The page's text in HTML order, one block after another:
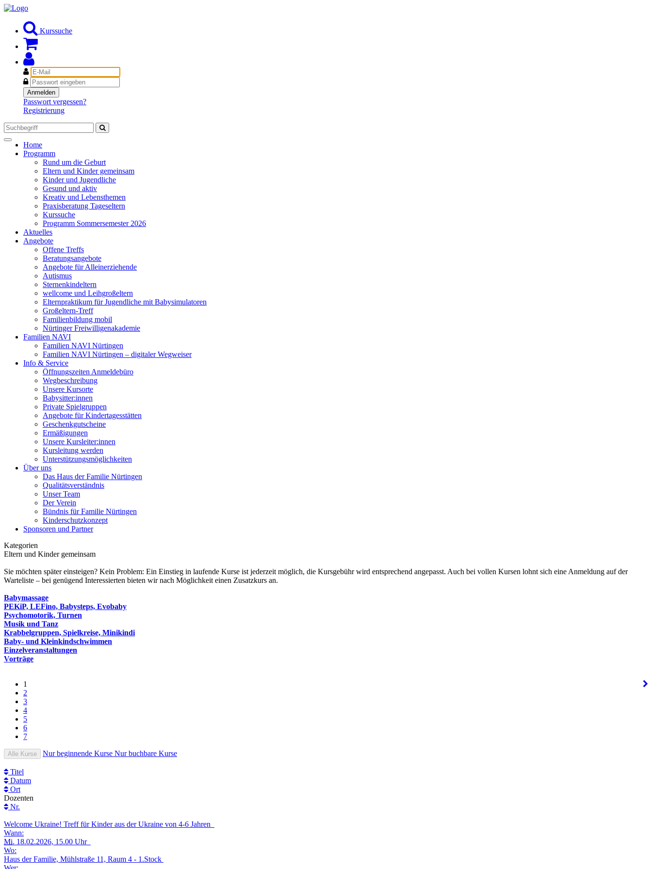
Kurssuche
E-
Mail
Passwort
Anmelden
Passwort vergessen?
Registrierung
Toggle
navigation
Home
Programm
Rund um die Geburt
Eltern und Kinder gemeinsam
Kinder und Jugendliche
Gesund und aktiv
Kreativ und Lebensthemen
Praxisberatung Tageseltern
Kurssuche
Programm Sommersemester 2026
Aktuelles
Angebote
Offene Treffs
Beratungsangebote
Angebote für Alleinerziehende
Autismus
Sternenkindeltern
wellcome und Leihgroßeltern
Elternpraktikum für Jugendliche mit Babysimulatoren
Großeltern-Treff
Familienbildung mobil
Nürtinger Freiwilligenakademie
Familien NAVI
Familien NAVI Nürtingen
Familien NAVI Nürtingen – digitaler Wegweiser
Info & Service
Öffnungszeiten Anmeldebüro
Wegbeschreibung
Unsere Kursorte
Babysitter:innen
Private Spielgruppen
Angebote für Kindertagesstätten
Geschenkgutscheine
Ermäßigungen
Unsere Kursleiter:innen
Kursleitung werden
Unterstützungsmöglichkeiten
Über uns
Das Haus der Familie Nürtingen
Qualitätsverständnis
Unser Team
Der Verein
Bündnis für Familie Nürtingen
Kinderschutzkonzept
Sponsoren und Partner
Kategorien
Eltern und Kinder gemeinsam
Sie möchten später einsteigen? Kein Problem: Ein Einstieg in laufende Kurse ist jederzeit möglich, die Kursgebühr wird entsprechend angepasst. Auch bei vollen Kursen lohnt sich eine Anmeldung auf der
Warteliste – bei genügend Interessierten bieten wir nach Möglichkeit einen Zusatzkurs an.
Babymassage
PEKiP, LEFino, Babysteps, Evobaby
Psychomotorik, Turnen
Musik und Tanz
Krabbelgruppen, Spielkreise, Minikindi
Baby- und Kleinkindschwimmen
Einzelveranstaltungen
Vorträge
1
2
3
4
5
6
7
Alle Kurse Nur beginnende Kurse Nur buchbare Kurse
Titel
Datum
Ort
Dozenten
Nr.
Welcome Ukraine! Treff für Kinder aus der Ukraine von 4-6 Jahren
Wann:
Mi. 18.02.2026, 15.00 Uhr
Wo:
Haus der Familie, Mühlstraße 11, Raum 4 - 1.Stock